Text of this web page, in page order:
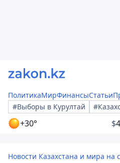
ПолитикаМирФинансыСтатьи
#Выборы в Курултай
+30° $
Новости Казахстана и мира на